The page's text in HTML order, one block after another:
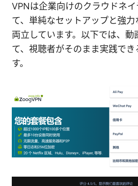
VPNは企業向けのクラウドネ
て、単純なセットアップと強力
両立しています。以下では、動
て、視聴者がそのまま実践でき
す。